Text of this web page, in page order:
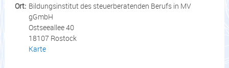
Ort: Bildungsinstitut des steuerberatenden Berufs in MV
gGmbH
Ostseeallee 40
18107 Rostock
Karte